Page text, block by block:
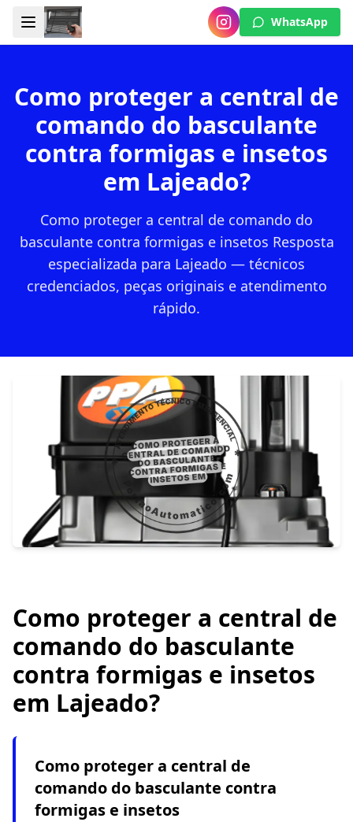
WhatsApp
Como proteger a central de
comando do basculante
contra formigas e insetos
em Lajeado?
Como proteger a central de comando do
basculante contra formigas e insetos Resposta
especializada para Lajeado — técnicos
credenciados, peças originais e atendimento
rápido.
Como proteger a central de
comando do basculante
contra formigas e insetos
em Lajeado?
Como proteger a central de
comando do basculante contra
formigas e insetos